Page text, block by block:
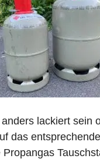
lackiert sein
das